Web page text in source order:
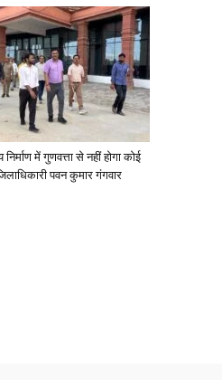
निर्माण में गुणवत्ता से नहीं होगा कोई
पवन कुमार गंगवार